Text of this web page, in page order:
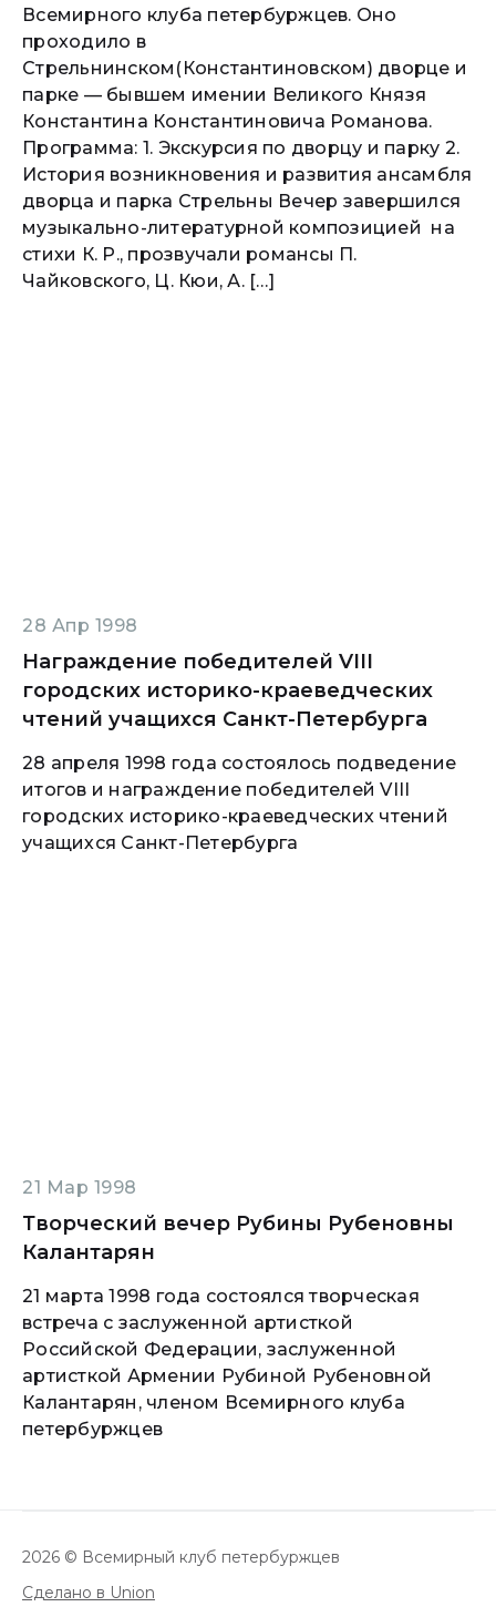
Всемирного клуба петербуржцев. Оно
проходило в
Стрельнинском(Константиновском) дворце и
парке — бывшем имении Великого Князя
Константина Константиновича Романова.
Программа: 1. Экскурсия по дворцу и парку 2.
История возникновения и развития ансамбля
дворца и парка Стрельны Вечер завершился
музыкально-литературной композицией на
стихи К. Р., прозвучали романсы П.
Чайковского, Ц. Кюи, А. […]
28 Апр 1998
Награждение победителей VIII
городских историко-краеведческих
чтений учащихся Санкт-Петербурга
28 апреля 1998 года состоялось подведение
итогов и награждение победителей VIII
городских историко-краеведческих чтений
учащихся Санкт-Петербурга
21 Мар 1998
Творческий вечер Рубины Рубеновны
Калантарян
21 марта 1998 года состоялся творческая
встреча с заслуженной артисткой
Российской Федерации, заслуженной
артисткой Армении Рубиной Рубеновной
Калантарян, членом Всемирного клуба
петербуржцев
2026 © Всемирный клуб петербуржцев
Сделано в Union